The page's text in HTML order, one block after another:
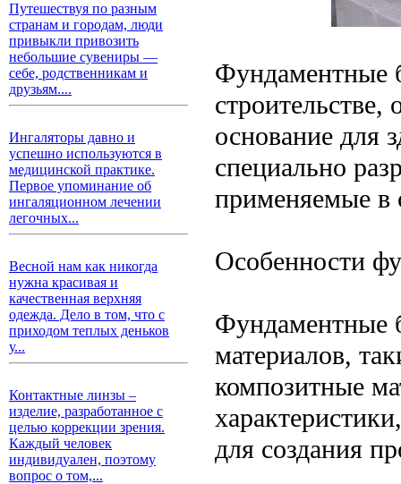
Путешествуя по разным
странам и городам, люди
привыкли привозить
небольшие сувениры —
себе, родственникам и
друзьям....
Ингаляторы давно и
успешно используются в
медицинской практике.
Первое упоминание об
ингаляционном лечении
легочных...
Весной нам как никогда
нужна красивая и
качественная верхняя
одежда. Дело в том, что с
приходом теплых деньков
у...
Контактные линзы –
изделие, разработанное с
целью коррекции зрения.
Каждый человек
индивидуален, поэтому
вопрос о том,...
Фундаментные
строительстве,
основание для
специально
применяемые в
Особенности
Фундаментные
материалов,
композитные
для создания